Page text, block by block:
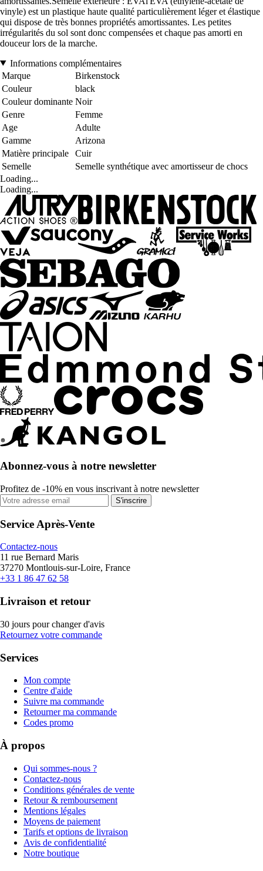
vinyle) est un plastique haute qualité particulièrement léger et élastique
qui dispose de très bonnes propriétés amortissantes. Les petites
irrégularités du sol sont donc compensées et chaque pas amorti en
douceur lors de la marche.
Informations complémentaires
Marque
Birkenstock
Couleur
black
Couleur dominante Noir
Genre
Femme
Age
Adulte
Gamme
Arizona
Matière principale
Cuir
Semelle
Semelle synthétique avec amortisseur de chocs
Loading...
Loading...
Abonnez-vous à notre newsletter
Profitez de -10% en vous inscrivant à notre newsletter
S'inscrire
Service Après-Vente
Contactez-nous
11 rue Bernard Maris
37270 Montlouis-sur-Loire, France
+33 1 86 47 62 58
Livraison et retour
30 jours pour changer d'avis
Retournez votre commande
Services
Mon compte
Centre d'aide
Suivre ma commande
Retourner ma commande
Codes promo
À propos
Qui sommes-nous ?
Contactez-nous
Conditions générales de vente
Retour & remboursement
Mentions légales
Moyens de paiement
Tarifs et options de livraison
Avis de confidentialité
Notre boutique